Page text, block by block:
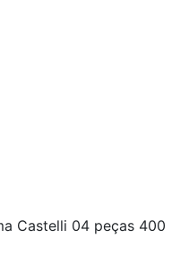
Castelli 04 peças 400